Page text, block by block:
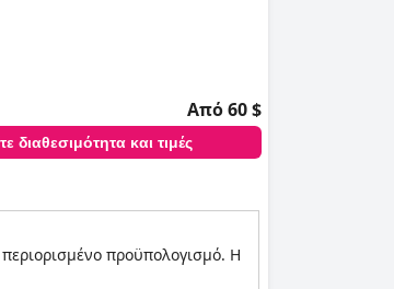
Από 60 $
διαθεσιμότητα και τιμές
προϋπολογισμό. Η